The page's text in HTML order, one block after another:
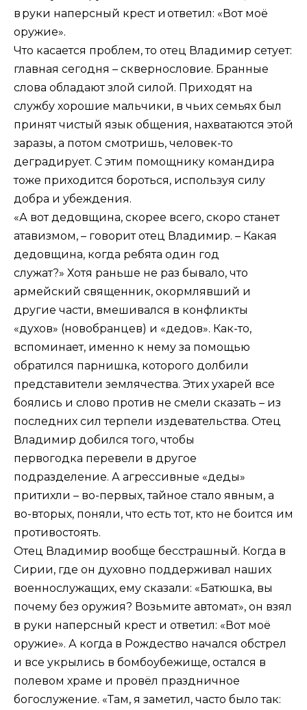
в руки наперсный крест и ответил: «Вот моё
оружие».
Что касается проблем, то отец Владимир сетует:
главная сегодня – сквернословие. Бранные
слова обладают злой силой. Приходят на
службу хорошие мальчики, в чьих семьях был
принят чистый язык общения, нахватаются этой
заразы, а потом смотришь, человек-то
деградирует. С этим помощнику командира
тоже приходится бороться, используя силу
добра и убеждения.
«А вот дедовщина, скорее всего, скоро станет
атавизмом, – говорит отец Владимир. – Какая
дедовщина, когда ребята один год
служат?» Хотя раньше не раз бывало, что
армейский священник, окормлявший и
другие части, вмешивался в конфликты
«духов» (новобранцев) и «дедов». Как-то,
вспоминает, именно к нему за помощью
обратился парнишка, которого долбили
представители землячества. Этих ухарей все
боялись и слово против не смели сказать – из
последних сил терпели издевательства. Отец
Владимир добился того, чтобы
первогодка перевели в другое
подразделение. А агрессивные «деды»
притихли – во-первых, тайное стало явным, а
во-вторых, поняли, что есть тот, кто не боится им
противостоять.
Отец Владимир вообще бесстрашный. Когда в
Сирии, где он духовно поддерживал наших
военнослужащих, ему сказали: «Батюшка, вы
почему без оружия? Возьмите автомат», он взял
в руки наперсный крест и ответил: «Вот моё
оружие». А когда в Рождество начался обстрел
и все укрылись в бомбоубежище, остался в
полевом храме и провёл праздничное
богослужение. «Там, я заметил, часто было так: